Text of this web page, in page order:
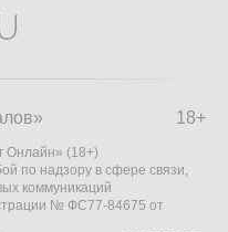
18+
Онлайн» (18+)
по надзору в сфере связи,
коммуникаций
№ ФС77-84675 от